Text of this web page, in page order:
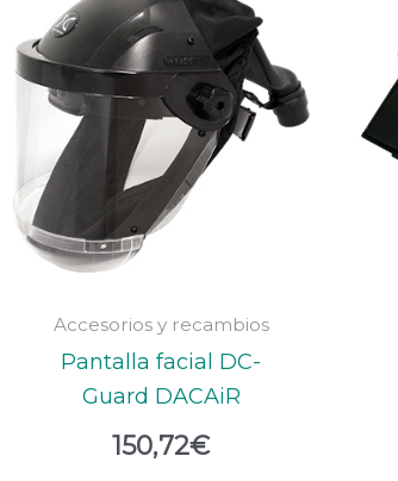
Accesorios y recambios
Pantalla facial DC-
Guard DACAiR
150,72€